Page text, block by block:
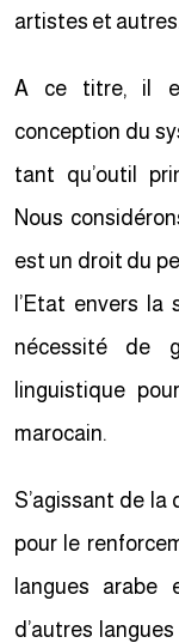
artistes et
A ce titre, il
conception du
tant qu’outil
Nous
est un droit du
l’Etat envers
nécessité de
linguistique
marocain.
S’agissant de
pour le
langues arabe
d’autres